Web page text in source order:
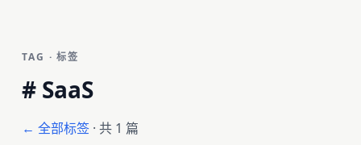
TAG · 标签
# SaaS
← 全部标签· 共 1 篇